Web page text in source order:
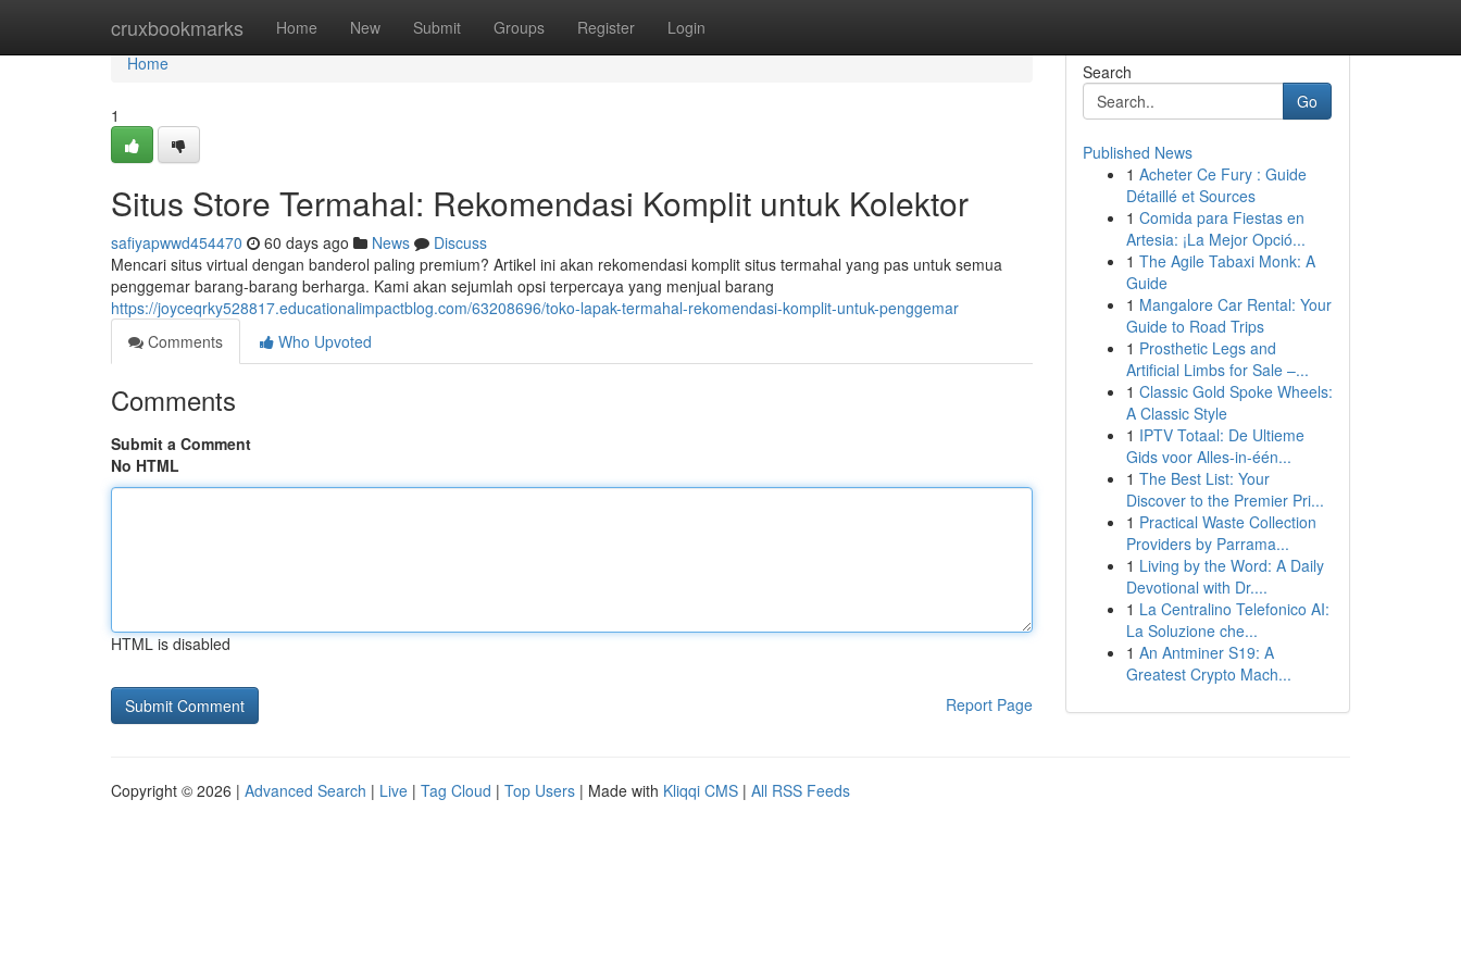
cruxbookmarks Home New Submit Groups Register Login
Home
Home
1
Situs Store Termahal: Rekomendasi Komplit untuk Kolektor
safiyapwwd454470 60 days ago News
Discuss
Mencari situs virtual dengan banderol paling premium? Artikel ini akan rekomendasi komplit situs termahal yang pas untuk semua
penggemar barang-barang berharga. Kami akan sejumlah opsi terpercaya yang menjual barang
https://joyceqrky528817.educationalimpactblog.com/63208696/toko-lapak-termahal-rekomendasi-komplit-untuk-penggemar
Comments
Who Upvoted
Comments
Submit a Comment
No HTML
HTML is disabled
Report Page
Search
Go
Published News
1 Acheter Ce Fury : Guide
Détaillé et Sources
1 Comida para Fiestas en
Artesia: ¡La Mejor Opció...
1 The Agile Tabaxi Monk: A
Guide
1 Mangalore Car Rental: Your
Guide to Road Trips
1 Prosthetic Legs and
Artificial Limbs for Sale –...
1 Classic Gold Spoke Wheels:
A Classic Style
1 IPTV Totaal: De Ultieme
Gids voor Alles-in-één...
1 The Best List: Your
Discover to the Premier Pri...
1 Practical Waste Collection
Providers by Parrama...
1 Living by the Word: A Daily
Devotional with Dr....
1 La Centralino Telefonico AI:
La Soluzione che...
1 An Antminer S19: A
Greatest Crypto Mach...
Copyright © 2026 | Advanced Search | Live | Tag Cloud | Top Users | Made with Kliqqi CMS | All RSS Feeds